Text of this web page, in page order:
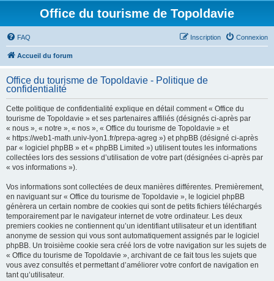
Office du tourisme de Topoldavie
FAQ Connexion
Inscription
Accueil du forum
Office du tourisme de Topoldavie - Politique de
confidentialité
Cette politique de confidentialité explique en détail comment « Office du
tourisme de Topoldavie » et ses partenaires affiliés (désignés ci-après par
« nous », « notre », « nos », « Office du tourisme de Topoldavie » et
« https://web1-math.univ-lyon1.fr/prepa-agreg ») et phpBB (désigné ci-après
par « logiciel phpBB » et « phpBB Limited ») utilisent toutes les informations
collectées lors des sessions d’utilisation de votre part (désignées ci-après par
« vos informations »).
Vos informations sont collectées de deux manières différentes. Premièrement,
en naviguant sur « Office du tourisme de Topoldavie », le logiciel phpBB
génèrera un certain nombre de cookies qui sont de petits fichiers téléchargés
temporairement par le navigateur internet de votre ordinateur. Les deux
premiers cookies ne contiennent qu’un identifiant utilisateur et un identifiant
anonyme de session qui vous sont automatiquement assignés par le logiciel
phpBB. Un troisième cookie sera créé lors de votre navigation sur les sujets de
« Office du tourisme de Topoldavie », archivant de ce fait tous les sujets que
vous avez consultés et permettant d’améliorer votre confort de navigation en
tant qu’utilisateur.